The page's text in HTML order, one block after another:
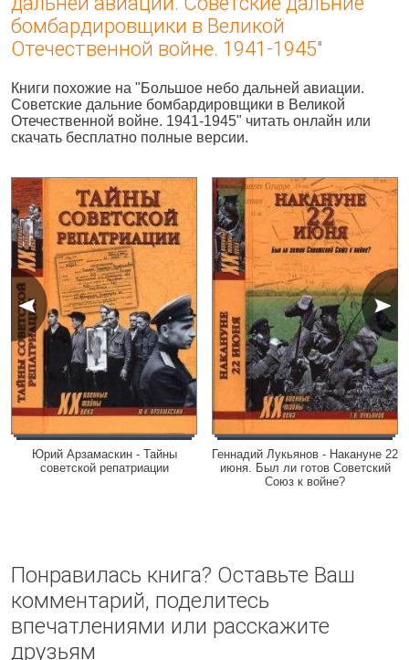
бомбардировщики в Великой
Отечественной войне. 1941-1945"
Книги похожие на "Большое небо дальней авиации.
Советские дальние бомбардировщики в Великой
Отечественной войне. 1941-1945" читать онлайн или
скачать бесплатно полные версии.
Юрий Арзамаскин - Тайны
советской репатриации
Геннадий Лукьянов - Накануне 22
июня. Был ли готов Советский
Союз к войне?
Понравилась книга? Оставьте Ваш
комментарий, поделитесь
впечатлениями или расскажите
друзьям